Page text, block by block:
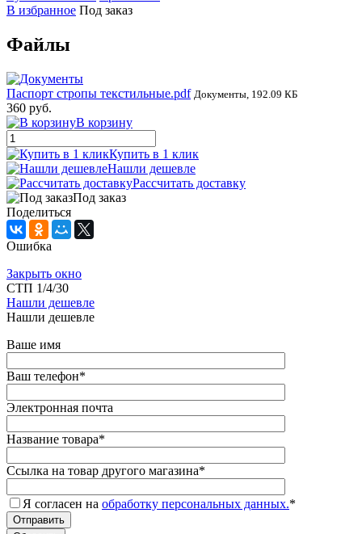
В избранное Под заказ
Файлы
Паспорт стропы текстильные.pdf Документы, 192.09 КБ
360 руб.
В корзину
Купить в 1 клик
Нашли дешевле
Рассчитать доставку
Под заказ
Поделиться
Ошибка
Закрыть окно
СТП 1/4/30
Нашли дешевле
Нашли дешевле
Ваше имя
Ваш телефон*
Электронная почта
Название товара*
Ссылка на товар другого магазина*
Я согласен на обработку персональных данных.*